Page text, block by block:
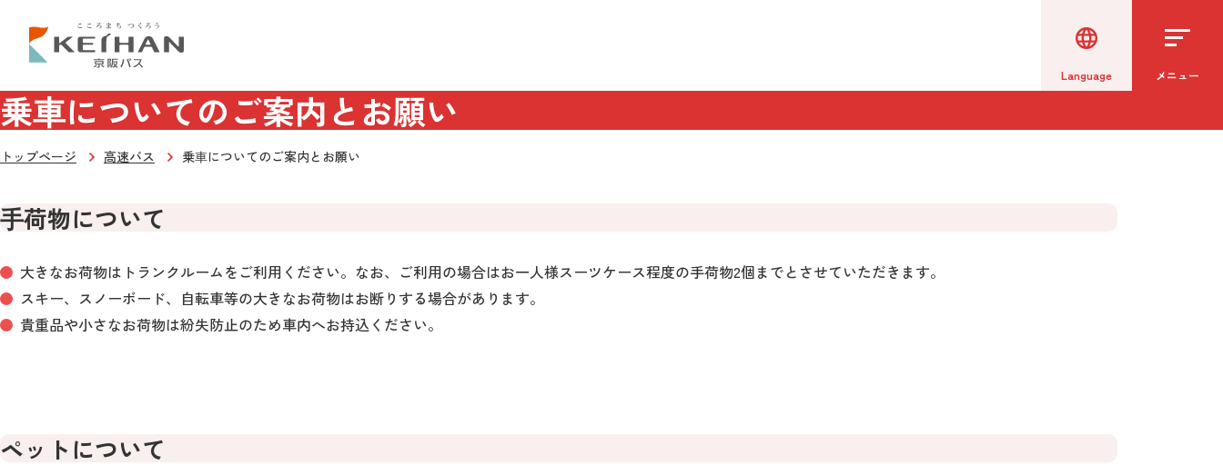
Language メニュー
乗⾞についてのご案内とお願い
トップページ 高速バス 乗⾞についてのご案内とお願い
⼿荷物について
大きなお荷物はトランクルームをご利用ください。なお、ご利用の場合はお一人様スーツケース程度の手荷物2個までとさせていただきます。
スキー、スノーボード、自転車等の大きなお荷物はお断りする場合があります。
貴重品や小さなお荷物は紛失防止のため車内へお持込ください。
ペットについて